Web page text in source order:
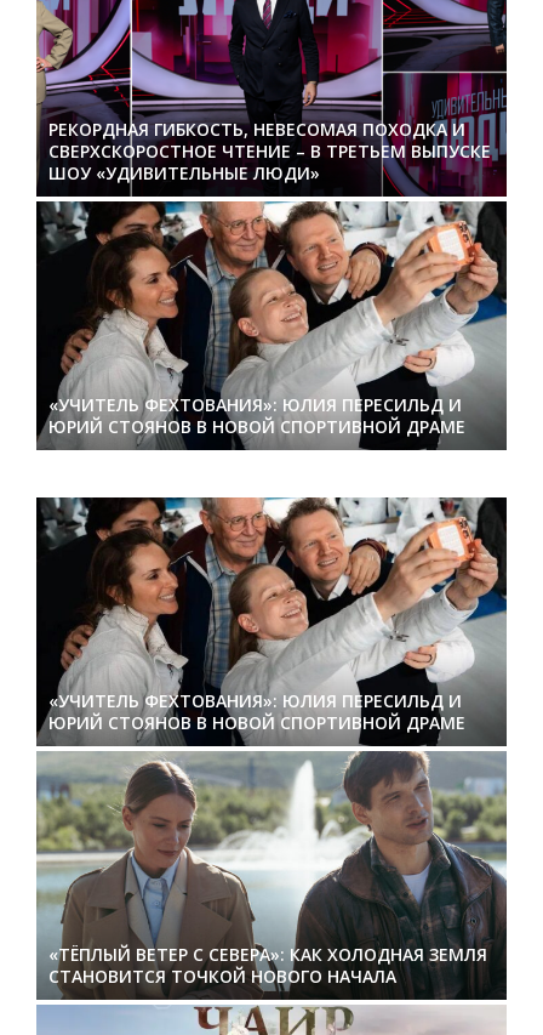
РЕКОРДНАЯ ГИБКОСТЬ, НЕВЕСОМАЯ ПОХОДКА И
СВЕРХСКОРОСТНОЕ ЧТЕНИЕ – В ТРЕТЬЕМ ВЫПУСКЕ
ШОУ «УДИВИТЕЛЬНЫЕ ЛЮДИ»
«УЧИТЕЛЬ ФЕХТОВАНИЯ»: ЮЛИЯ ПЕРЕСИЛЬД И
ЮРИЙ СТОЯНОВ В НОВОЙ СПОРТИВНОЙ ДРАМЕ
«УЧИТЕЛЬ ФЕХТОВАНИЯ»: ЮЛИЯ ПЕРЕСИЛЬД И
ЮРИЙ СТОЯНОВ В НОВОЙ СПОРТИВНОЙ ДРАМЕ
«ТЁПЛЫЙ ВЕТЕР С СЕВЕРА»: КАК ХОЛОДНАЯ ЗЕМЛЯ
СТАНОВИТСЯ ТОЧКОЙ НОВОГО НАЧАЛА